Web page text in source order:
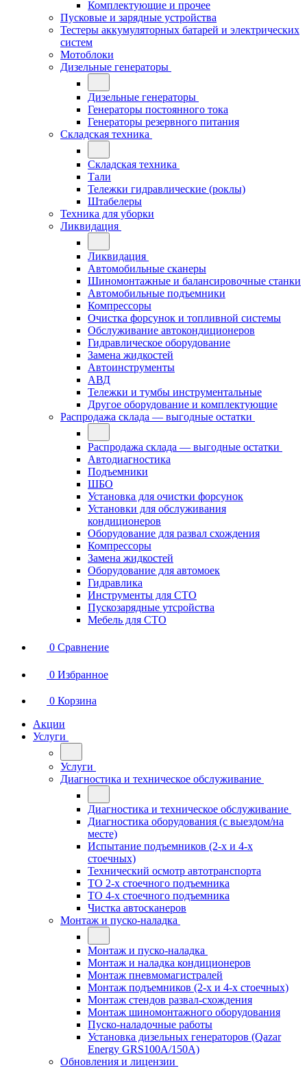
Комплектующие и прочее
Пусковые и зарядные устройства
Тестеры аккумуляторных батарей и электрических
систем
Мотоблоки
Дизельные генераторы
Дизельные генераторы
Генераторы постоянного тока
Генераторы резервного питания
Складская техника
Складская техника
Тали
Тележки гидравлические (роклы)
Штабелеры
Техника для уборки
Ликвидация
Ликвидация
Автомобильные сканеры
Шиномонтажные и балансировочные станки
Автомобильные подъемники
Компрессоры
Очистка форсунок и топливной системы
Обслуживание автокондиционеров
Гидравлическое оборудование
Замена жидкостей
Автоинструменты
АВД
Тележки и тумбы инструментальные
Другое оборудование и комплектующие
Распродажа склада — выгодные остатки
Распродажа склада — выгодные остатки
Автодиагностика
Подъемники
ШБО
Установка для очистки форсунок
Установки для обслуживания
кондиционеров
Оборудование для развал схождения
Компрессоры
Замена жидкостей
Оборудование для автомоек
Гидравлика
Инструменты для СТО
Пускозарядные утсройства
Мебель для СТО
0 Сравнение
0 Избранное
0 Корзина
Акции
Услуги
Услуги
Диагностика и техническое обслуживание
Диагностика и техническое обслуживание
Диагностика оборудования (с выездом/на
месте)
Испытание подъемников (2-х и 4-х
стоечных)
Технический осмотр автотранспорта
ТО 2-х стоечного подъемника
ТО 4-х стоечного подъемника
Чистка автосканеров
Монтаж и пуско-наладка
Монтаж и пуско-наладка
Монтаж и наладка кондиционеров
Монтаж пневмомагистралей
Монтаж подъемников (2-х и 4-х стоечных)
Монтаж стендов развал-схождения
Монтаж шиномонтажного оборудования
Пуско-наладочные работы
Установка дизельных генераторов (Qazar
Energy GRS100A/150A)
Обновления и лицензии